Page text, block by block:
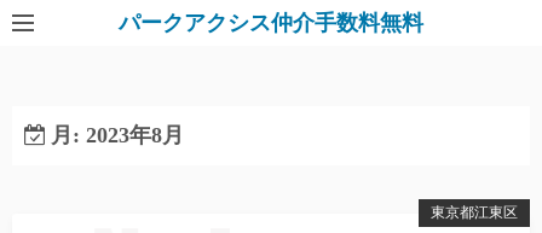
パークアクシス仲介手数料無料
月: 2023年8月
東京都江東区